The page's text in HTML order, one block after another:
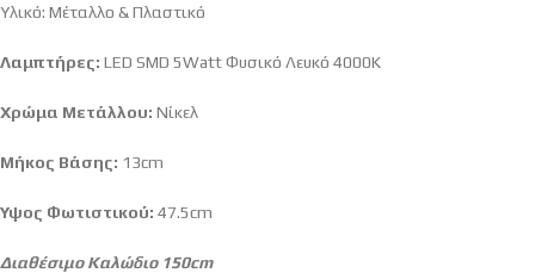
Υλικό: Μέταλλο & Πλαστικό
Λαμπτήρες: LED SMD 5Watt Φυσικό Λευκό 4000K
Χρώμα Μετάλλου: Νίκελ
Μήκος Βάσης: 13cm
Ύψος Φωτιστικού: 47.5cm
Διαθέσιμο Καλώδιο150cm